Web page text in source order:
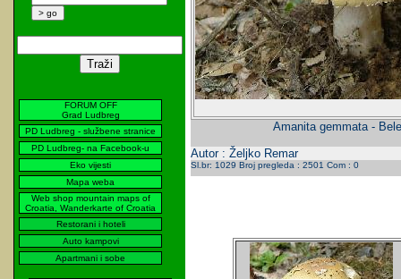
FORUM OFF
Grad Ludbreg
PD Ludbreg - službene stranice
PD Ludbreg- na Facebook-u
Eko vijesti
Mapa weba
Web shop mountain maps of
Croatia, Wanderkarte of Croatia
Restorani i hoteli
Auto kampovi
Apartmani i sobe
Amanita gemmata -
Autor : Željko Remar
Sl.br: 1029 Broj pregleda : 2501 Com : 0